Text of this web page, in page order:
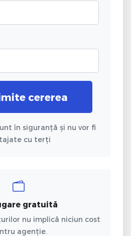
cererea
în siguranță și nu vor fi
cu terți
gratuită
nu implică niciun cost
agenție.